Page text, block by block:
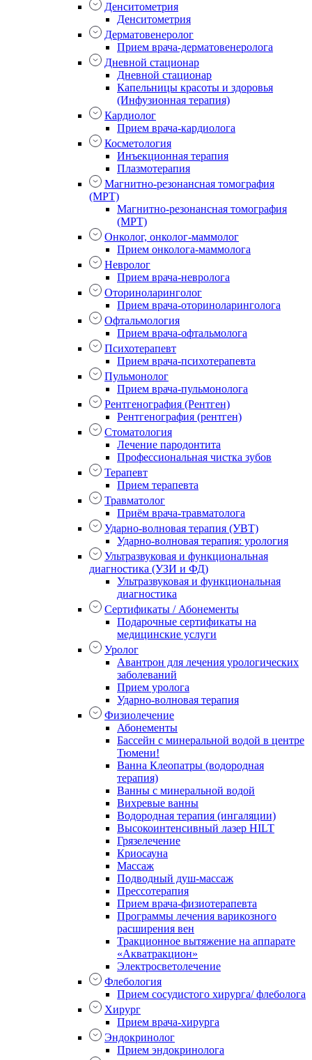
Денситометрия
Денситометрия
Дерматовенеролог
Прием врача-дерматовенеролога
Дневной стационар
Дневной стационар
Капельницы красоты и здоровья
(Инфузионная терапия)
Кардиолог
Прием врача-кардиолога
Косметология
Инъекционная терапия
Плазмотерапия
Магнитно-резонансная томография
(МРТ)
Магнитно-резонансная томография
(МРТ)
Онколог, онколог-маммолог
Прием онколога-маммолога
Невролог
Прием врача-невролога
Оториноларинголог
Прием врача-оториноларинголога
Офтальмология
Прием врача-офтальмолога
Психотерапевт
Прием врача-психотерапевта
Пульмонолог
Прием врача-пульмонолога
Рентгенография (Рентген)
Рентгенография (рентген)
Стоматология
Лечение пародонтита
Профессиональная чистка зубов
Терапевт
Прием терапевта
Травматолог
Приём врача-травматолога
Ударно-волновая терапия (УВТ)
Ударно-волновая терапия: урология
Ультразвуковая и функциональная
диагностика (УЗИ и ФД)
Ультразвуковая и функциональная
диагностика
Сертификаты / Абонементы
Подарочные сертификаты на
медицинские услуги
Уролог
Авантрон для лечения урологических
заболеваний
Прием уролога
Ударно-волновая терапия
Физиолечение
Абонементы
Бассейн с минеральной водой в центре
Тюмени!
Ванна Клеопатры (водородная
терапия)
Ванны с минеральной водой
Вихревые ванны
Водородная терапия (ингаляции)
Высокоинтенсивный лазер HILT
Грязелечение
Криосауна
Массаж
Подводный душ-массаж
Прессотерапия
Прием врача-физиотерапевта
Программы лечения варикозного
расширения вен
Тракционное вытяжение на аппарате
«Акватракцион»
Электросветолечение
Флебология
Прием сосудистого хирурга/ флеболога
Хирург
Прием врача-хирурга
Эндокринолог
Прием эндокринолога